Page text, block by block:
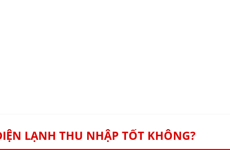
LẠNH THU NHẬP TỐT KHÔNG?